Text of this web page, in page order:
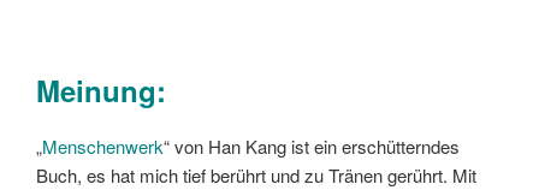
Meinung:
„Menschenwerk“ von Han Kang ist ein erschütterndes
Buch, es hat mich tief berührt und zu Tränen gerührt. Mit